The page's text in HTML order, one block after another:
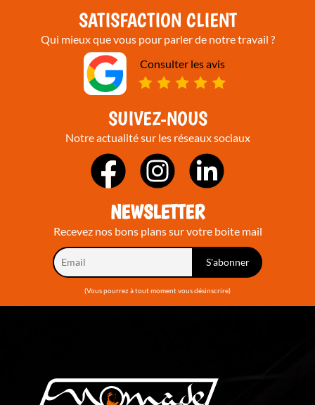
SATISFACTION CLIENT
Qui mieux que vous pour parler de notre travail ?
Consulter les avis
SUIVEZ-NOUS
Notre actualité sur les réseaux sociaux
NEWSLETTER
Recevez nos bons plans sur votre boite mail
(Vous pourrez à tout moment vous désinscrire)